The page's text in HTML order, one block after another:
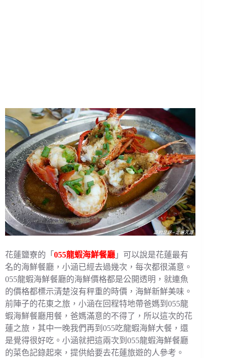
花蓮鹽寮的「 055龍蝦海鮮餐廳 」可以說是花蓮最有
名的海鮮餐廳，小涵已經去過幾次，每次都很滿意。
055龍蝦海鮮餐廳的海鮮價格都是公開透明，就連魚
的價格都標示清楚沒有秤重的時價，海鮮新鮮美味。
前陣子的花東之旅，小涵在回程特地帶爸媽到055龍
蝦海鮮餐廳用餐，爸媽滿意的不得了，所以這次的花
蓮之旅，其中一晚我們再到055吃龍蝦海鮮大餐，還
是覺得很好吃。小涵就把這兩次到055龍蝦海鮮餐廳
的菜色記錄起來，提供給要去花蓮旅遊的人參考。